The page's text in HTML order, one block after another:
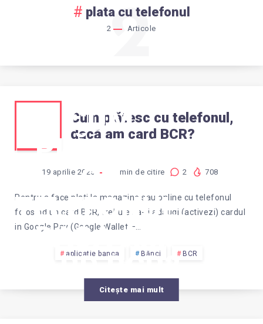
plata cu telefonul
2 Articole
2
CUM
PLĂTESC
CU
TELEFONUL,
DACĂ AM
CARD BCR?
Cum plătesc cu telefonul,
dacă am card BCR?
19 aprilie 2025 min de citire 2 708
Pentru a face plati la magazine sau online cu telefonul
folosind un card BCR, trebuie sa-ti adaugi (activezi) cardul
in Google Pay (Google Wallet –…
aplicatie banca Bănci BCR
Citește mai mult